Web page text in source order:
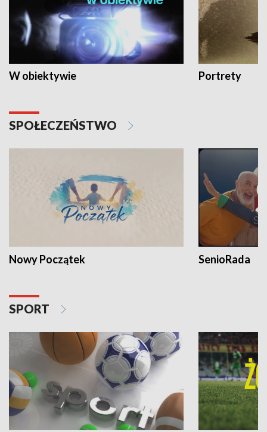
W obiektywie Portrety
SPOŁECZEŃSTWO
Nowy Początek SenioRada
SPORT